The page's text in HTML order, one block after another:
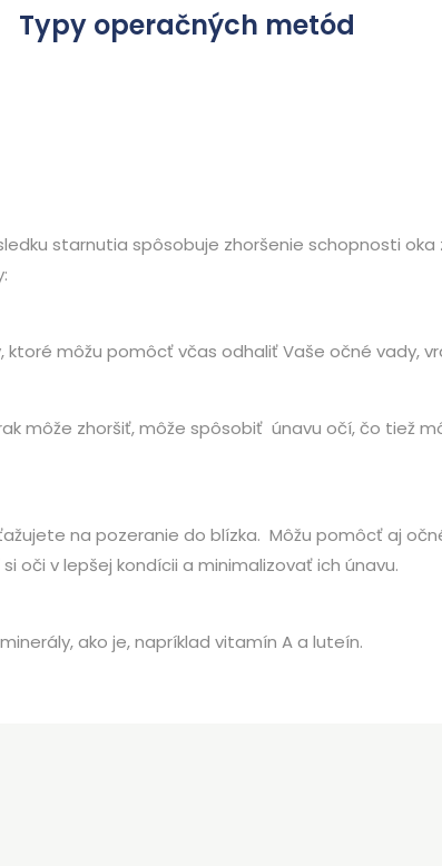
Typy operačných metód
starnutia spôsobuje zhoršenie schopnosti
môžu pomôcť včas odhaliť Vaše očné vady,
môže zhoršiť, môže spôsobiť únavu očí, čo tiež
na pozeranie do blízka. Môžu pomôcť aj
oči v lepšej kondícii a minimalizovať ich únavu.
ako je, napríklad vitamín A a luteín.